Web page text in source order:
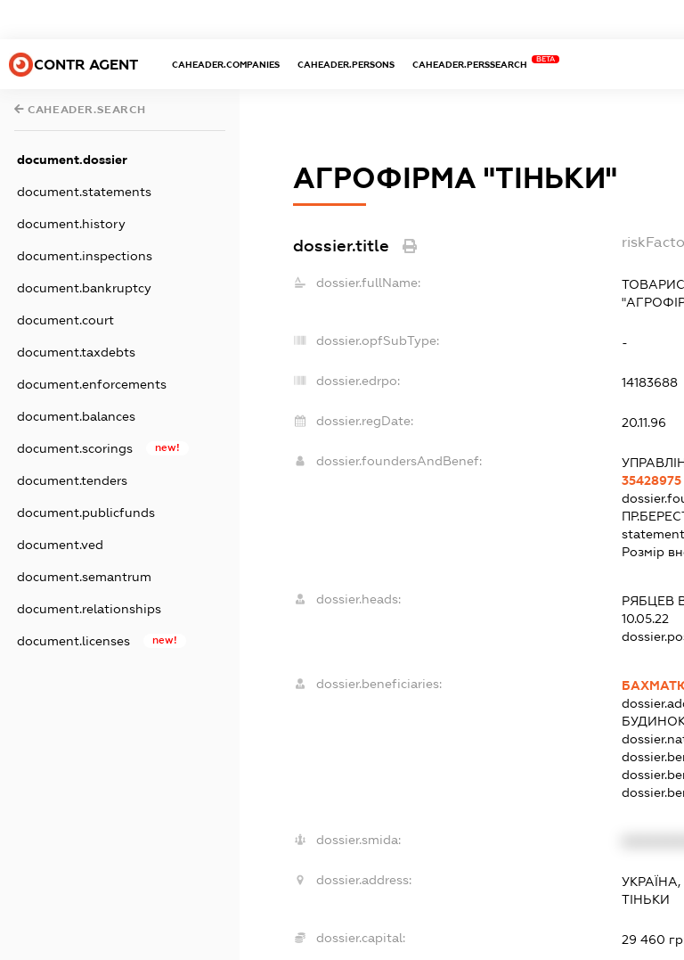
CONTR AGENT CAHEADER.COMPANIES CAHEADER.PERSONS CAHEADER.PERSSEARCH
BETA
CAHEADER.SEARCH
document.dossier
document.statements
document.history
document.inspections
document.bankruptcy
document.court
document.taxdebts
document.enforcements
document.balances
document.scorings new!
document.tenders
document.publicfunds
document.ved
document.semantrum
document.relationships
document.licenses new!
АГРОФІРМА "ТІНЬКИ"
dossier.title
dossier.fullName:
dossier.opfSubType: -
dossier.edrpo: 14183688
dossier.regDate: 20.11.96
dossier.foundersAndBenef:
35428975
Розмір
dossier.heads: РЯБЦЕВ
10.05.22
dossier.beneficiaries:
БУДИНОК
dossier.smida:
dossier.address:
ТІНЬКИ
dossier.capital: 29 460